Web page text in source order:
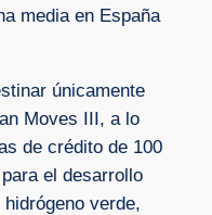
media en España
únicamente
Moves III, a lo
de crédito de 100
el desarrollo
verde,